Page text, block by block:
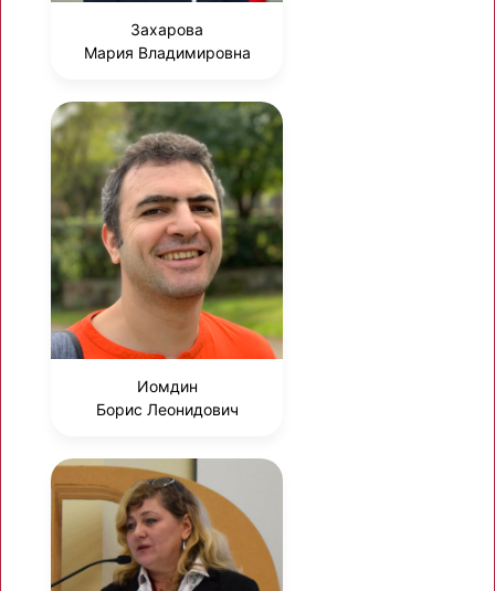
Захарова
Мария Владимировна
Иомдин
Борис Леонидович